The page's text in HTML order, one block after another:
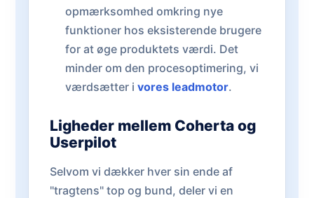
opmærksomhed omkring nye
funktioner hos eksisterende brugere
for at øge produktets værdi. Det
minder om den procesoptimering, vi
værdsætter i vores leadmotor.
Ligheder mellem Coherta og
Userpilot
Selvom vi dækker hver sin ende af
"tragtens" top og bund, deler vi en